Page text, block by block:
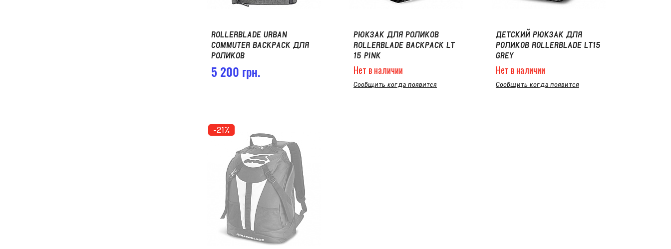
ROLLERBLADE URBAN
COMMUTER BACKPACK ДЛЯ
РОЛИКОВ
5 200 грн.
РЮКЗАК ДЛЯ РОЛИКОВ
ROLLERBLADE BACKPACK LT
15 PINK
Нет в наличии
Сообщить когда появится
ДЕТСКИЙ РЮКЗАК ДЛЯ
РОЛИКОВ ROLLERBLADE LT15
GREY
Нет в наличии
Сообщить когда появится
-21%